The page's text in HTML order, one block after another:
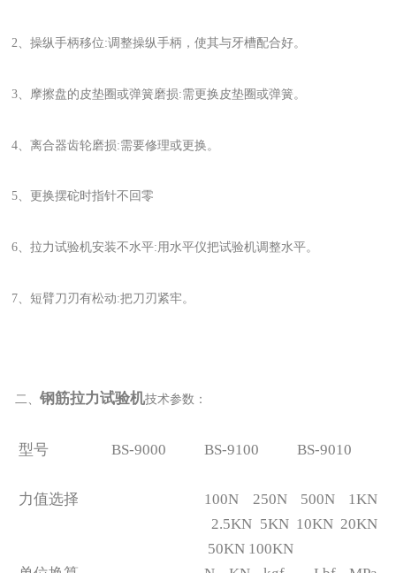
2、操纵手柄移位:调整操纵手柄，使其与牙槽配合好。
3、摩擦盘的皮垫圈或弹簧磨损:需更换皮垫圈或弹簧。
4、离合器齿轮磨损:需要修理或更换。
5、更换摆砣时指针不回零
6、拉力试验机安装不水平:用水平仪把试验机调整水平。
7、短臂刀刃有松动:把刀刃紧牢。
二、钢筋拉力试验机技术参数：
型号 BS-9000 BS-9100 BS-9010
力值选择
100N 250N 500N 1KN
2.5KN 5KN 10KN 20KN
50KN 100KN